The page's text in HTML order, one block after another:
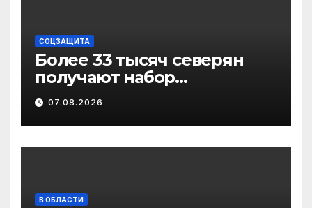
СОЦЗАЩИТА
Более 33 тысяч северян
получают набор
социальных услуг в виде
льгот
07.08.2026
В ОБЛАСТИ